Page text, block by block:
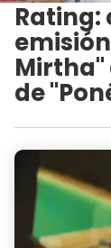
Mirtha"
de